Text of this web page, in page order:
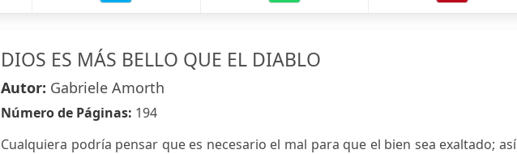
DIOS ES MÁS BELLO QUE EL DIABLO
Autor: Gabriele Amorth
Número de Páginas: 194
Cualquiera podría pensar que es necesario el mal para que el bien sea exaltado; así